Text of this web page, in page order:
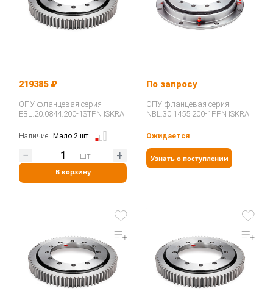
219385 ₽
ОПУ фланцевая серия
EBL.20.0844.200-1STPN ISKRA
Наличие: Мало 2 шт
В корзину
шт
По запросу
ОПУ фланцевая серия
NBL.30.1455.200-1PPN ISKRA
Ожидается
Узнать о поступлении